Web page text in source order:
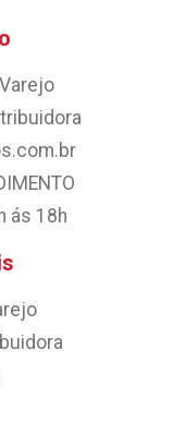
ás 18h